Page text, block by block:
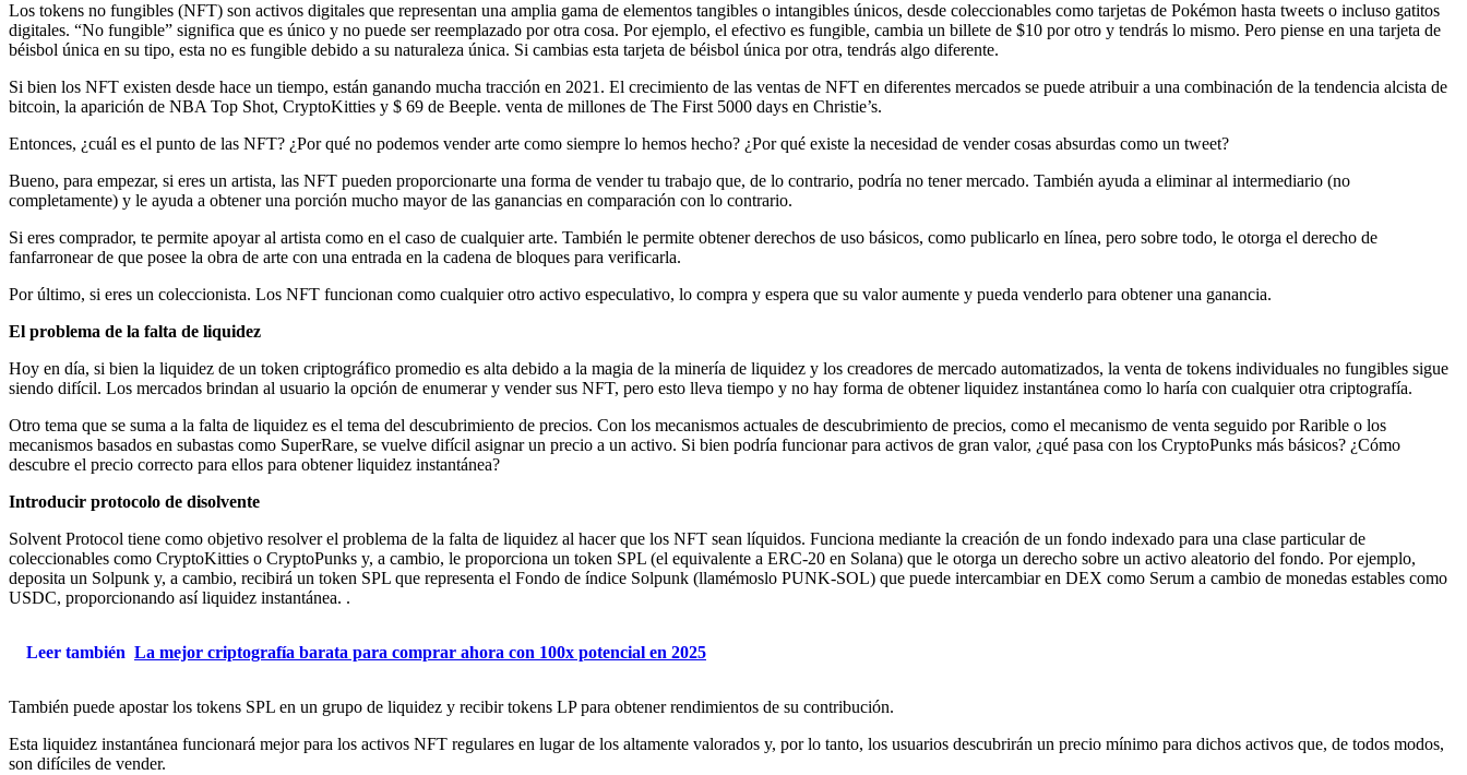
Los tokens no fungibles (NFT) son activos digitales que representan una amplia gama de elementos tangibles o intangibles únicos, desde coleccionables como tarjetas de Pokémon hasta tweets o incluso gatitos
digitales. “No fungible” significa que es único y no puede ser reemplazado por otra cosa. Por ejemplo, el efectivo es fungible, cambia un billete de $10 por otro y tendrás lo mismo. Pero piense en una tarjeta de
béisbol única en su tipo, esta no es fungible debido a su naturaleza única. Si cambias esta tarjeta de béisbol única por otra, tendrás algo diferente.
Si bien los NFT existen desde hace un tiempo, están ganando mucha tracción en 2021. El crecimiento de las ventas de NFT en diferentes mercados se puede atribuir a una combinación de la tendencia alcista de
bitcoin, la aparición de NBA Top Shot, CryptoKitties y $ 69 de Beeple. venta de millones de The First 5000 days en Christie’s.
Entonces, ¿cuál es el punto de las NFT? ¿Por qué no podemos vender arte como siempre lo hemos hecho? ¿Por qué existe la necesidad de vender cosas absurdas como un tweet?
Bueno, para empezar, si eres un artista, las NFT pueden proporcionarte una forma de vender tu trabajo que, de lo contrario, podría no tener mercado. También ayuda a eliminar al intermediario (no
completamente) y le ayuda a obtener una porción mucho mayor de las ganancias en comparación con lo contrario.
Si eres comprador, te permite apoyar al artista como en el caso de cualquier arte. También le permite obtener derechos de uso básicos, como publicarlo en línea, pero sobre todo, le otorga el derecho de
fanfarronear de que posee la obra de arte con una entrada en la cadena de bloques para verificarla.
Por último, si eres un coleccionista. Los NFT funcionan como cualquier otro activo especulativo, lo compra y espera que su valor aumente y pueda venderlo para obtener una ganancia.
El problema de la falta de liquidez
Hoy en día, si bien la liquidez de un token criptográfico promedio es alta debido a la magia de la minería de liquidez y los creadores de mercado automatizados, la venta de tokens individuales no fungibles sigue
siendo difícil. Los mercados brindan al usuario la opción de enumerar y vender sus NFT, pero esto lleva tiempo y no hay forma de obtener liquidez instantánea como lo haría con cualquier otra criptografía.
Otro tema que se suma a la falta de liquidez es el tema del descubrimiento de precios. Con los mecanismos actuales de descubrimiento de precios, como el mecanismo de venta seguido por Rarible o los
mecanismos basados ​​en subastas como SuperRare, se vuelve difícil asignar un precio a un activo. Si bien podría funcionar para activos de gran valor, ¿qué pasa con los CryptoPunks más básicos? ¿Cómo
descubre el precio correcto para ellos para obtener liquidez instantánea?
Introducir protocolo de disolvente
Solvent Protocol tiene como objetivo resolver el problema de la falta de liquidez al hacer que los NFT sean líquidos. Funciona mediante la creación de un fondo indexado para una clase particular de
coleccionables como CryptoKitties o CryptoPunks y, a cambio, le proporciona un token SPL (el equivalente a ERC-20 en Solana) que le otorga un derecho sobre un activo aleatorio del fondo. Por ejemplo,
deposita un Solpunk y, a cambio, recibirá un token SPL que representa el Fondo de índice Solpunk (llamémoslo PUNK-SOL) que puede intercambiar en DEX como Serum a cambio de monedas estables como
USDC, proporcionando así liquidez instantánea. .
Leer también La mejor criptografía barata para comprar ahora con 100x potencial en 2025
También puede apostar los tokens SPL en un grupo de liquidez y recibir tokens LP para obtener rendimientos de su contribución.
Esta liquidez instantánea funcionará mejor para los activos NFT regulares en lugar de los altamente valorados y, por lo tanto, los usuarios descubrirán un precio mínimo para dichos activos que, de todos modos,
son difíciles de vender.